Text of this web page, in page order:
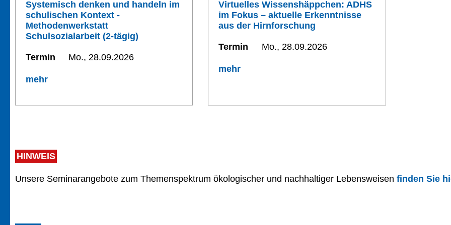
Systemisch denken und handeln im
schulischen Kontext -
Methodenwerkstatt
Schulsozialarbeit (2-tägig)
Termin Mo., 28.09.2026
mehr
Virtuelles Wissenshäppchen: ADHS
im Fokus – aktuelle Erkenntnisse
aus der Hirnforschung
Termin Mo., 28.09.2026
mehr
HINWEIS
Unsere Seminarangebote zum Themenspektrum ökologischer und nachhaltiger Lebensweisen finden Sie